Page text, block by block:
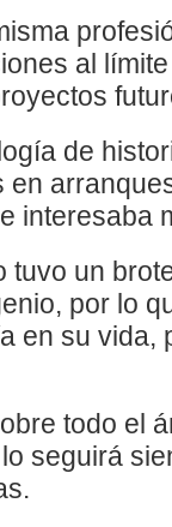
al
de
interesaba
un
por lo
en su vida,
todo el
seguirá